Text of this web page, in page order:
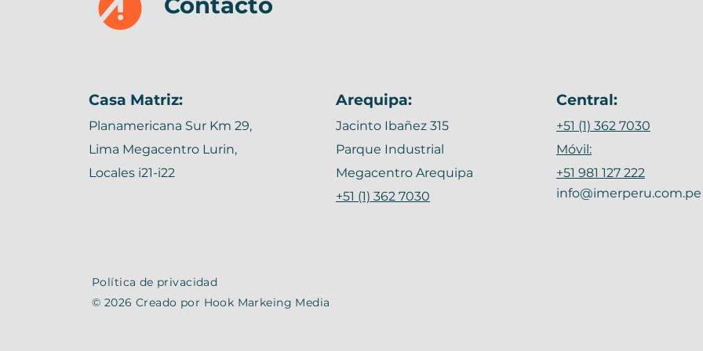
Casa Matriz:
Planamericana Sur Km 29,
Lima Megacentro Lurin,
Locales i21-i22
Arequipa:
Jacinto Ibañez 315
Parque Industrial
Megacentro Arequipa
+51 (1) 362 7030
Central:
+51 (1) 362 7030
Móvil:
+51 981 127 222
info@imerperu.com.pe
Política de privacidad
© 2026 Creado por Hook Markeing Media